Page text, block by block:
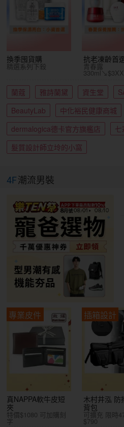
換季囤貨購
精選系列下殺
抗老凍齡首
青春露
蘭蔻 雅詩蘭黛 資生堂
BeautyLab
中化裕民健康商城
dermalogica德卡官方旗艦店
髮質設計師立坽的小窩
4F潮流男裝
專業皮件
真NAPPA軟牛皮短
夾
特價$1080 可加購刻
字
插箱設計
木村井泓 防
背包
可擴充 限時
$790